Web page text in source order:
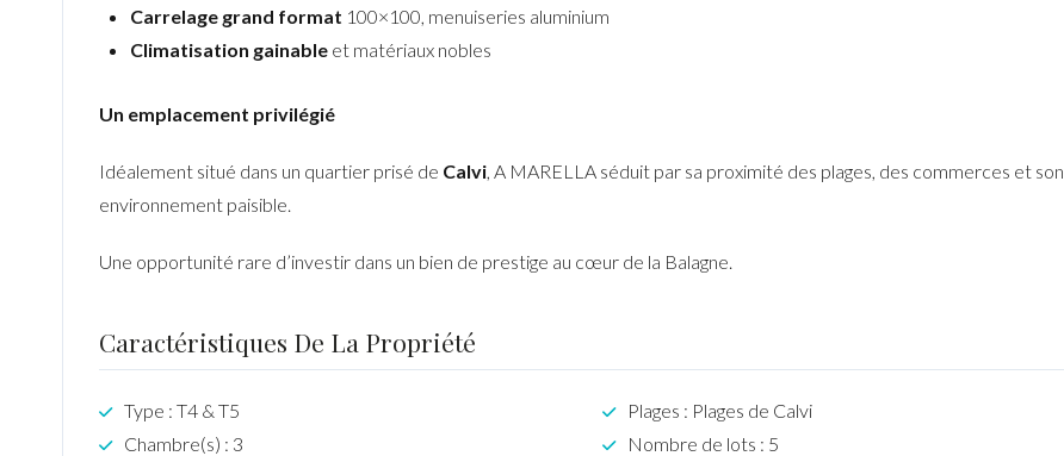
Carrelage grand format 100×100, menuiseries aluminium
Climatisation gainableet matériaux nobles
Un emplacement privilégié
Idéalement situé dans un quartier prisé de Calvi , A MARELLA séduit par sa proximité des plages, des commerces et son
environnement paisible.
Une opportunité rare d’investir dans un bien de prestige au cœur de la Balagne.
Caractéristiques De La Propriété
Type : T4 & T5
Chambre(s) : 3
Plages : Plages de Calvi
Nombre de lots : 5